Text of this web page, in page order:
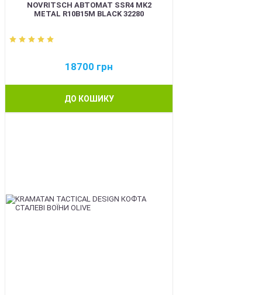
NOVRITSCH АВТОМАТ SSR4 MK2
METAL R10B15M BLACK 32280
18700 грн
ДО КОШИКУ